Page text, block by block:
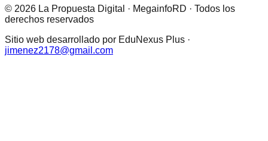
© 2026 La Propuesta Digital · MegainfoRD · Todos los
derechos reservados
Sitio web desarrollado por EduNexus Plus ·
jimenez2178@gmail.com